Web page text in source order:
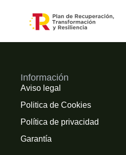
Información
Aviso legal
Politica de Cookies
Política de privacidad
Garantía